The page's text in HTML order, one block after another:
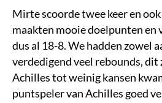
Mirte scoorde twee keer en
maakten mooie doelpunten en
dus al 18-8. We hadden zowel
verdedigend veel rebounds, dit
Achilles tot weinig kansen
puntspeler van Achilles goed